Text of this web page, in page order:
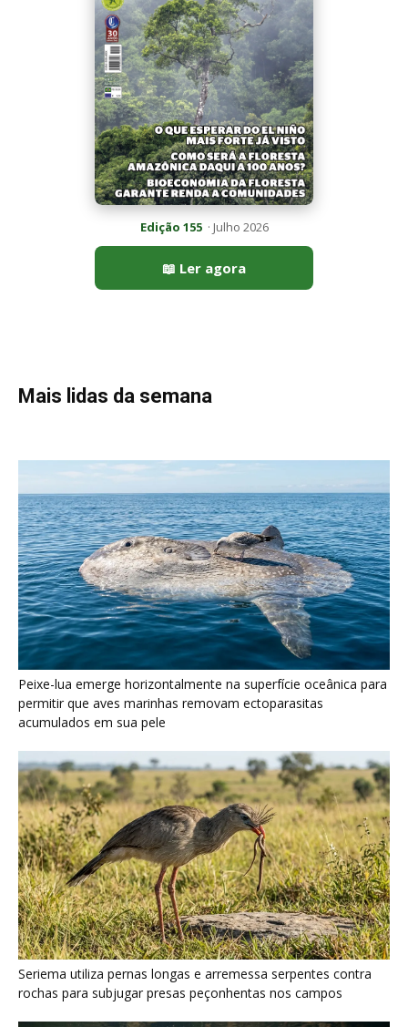
Edição 155· Julho 2026
📖 Ler agora
Mais lidas da semana
Peixe-lua emerge horizontalmente na superfície oceânica para
permitir que aves marinhas removam ectoparasitas
acumulados em sua pele
Seriema utiliza pernas longas e arremessa serpentes contra
rochas para subjugar presas peçonhentas nos campos